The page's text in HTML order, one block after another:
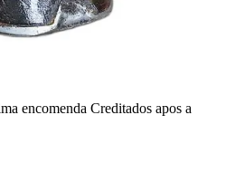
encomenda Creditados apos a